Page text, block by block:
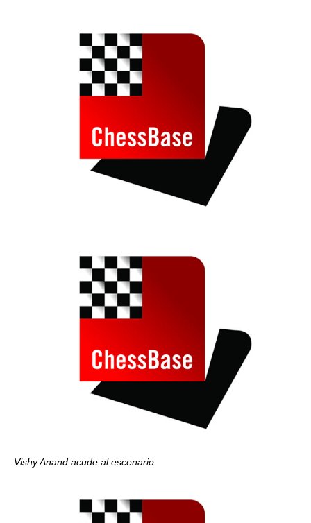
Vishy Anand acude al escenario